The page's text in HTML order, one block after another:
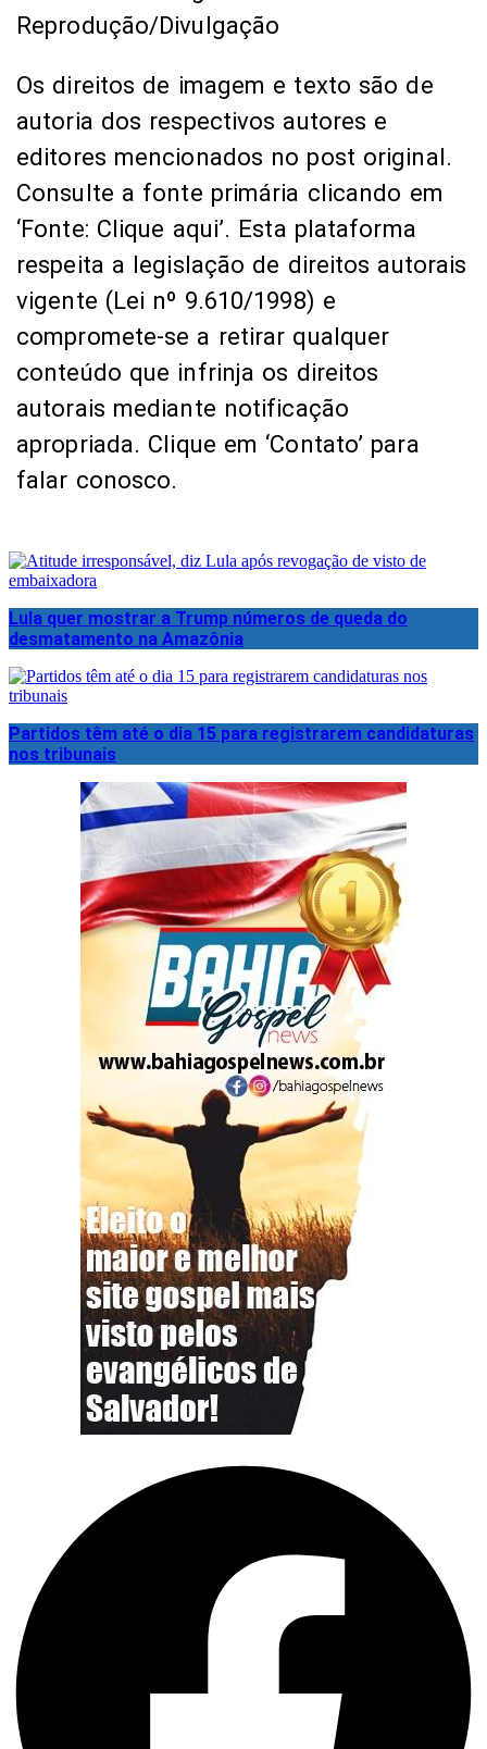
Reprodução/Divulgação
Os direitos de imagem e texto são de
autoria dos respectivos autores e
editores mencionados no post original.
Consulte a fonte primária clicando em
‘Fonte: Clique aqui’. Esta plataforma
respeita a legislação de direitos autorais
vigente (Lei nº 9.610/1998) e
compromete-se a retirar qualquer
conteúdo que infrinja os direitos
autorais mediante notificação
apropriada. Clique em ‘Contato’ para
falar conosco.
Lula quer mostrar a Trump números de queda do
desmatamento na Amazônia
Partidos têm até o dia 15 para registrarem candidaturas
nos tribunais